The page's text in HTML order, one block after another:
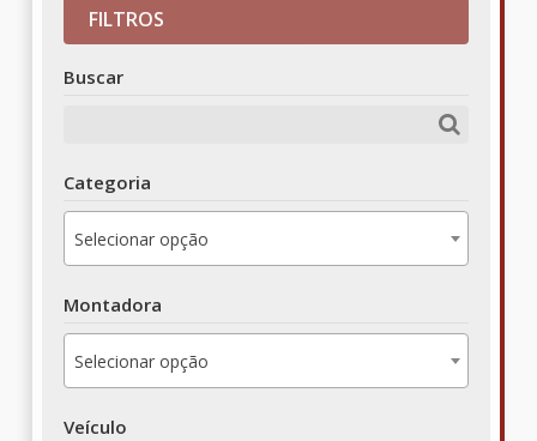
FILTROS
Buscar
Categoria
Selecionar opção
Montadora
Selecionar opção
Veículo